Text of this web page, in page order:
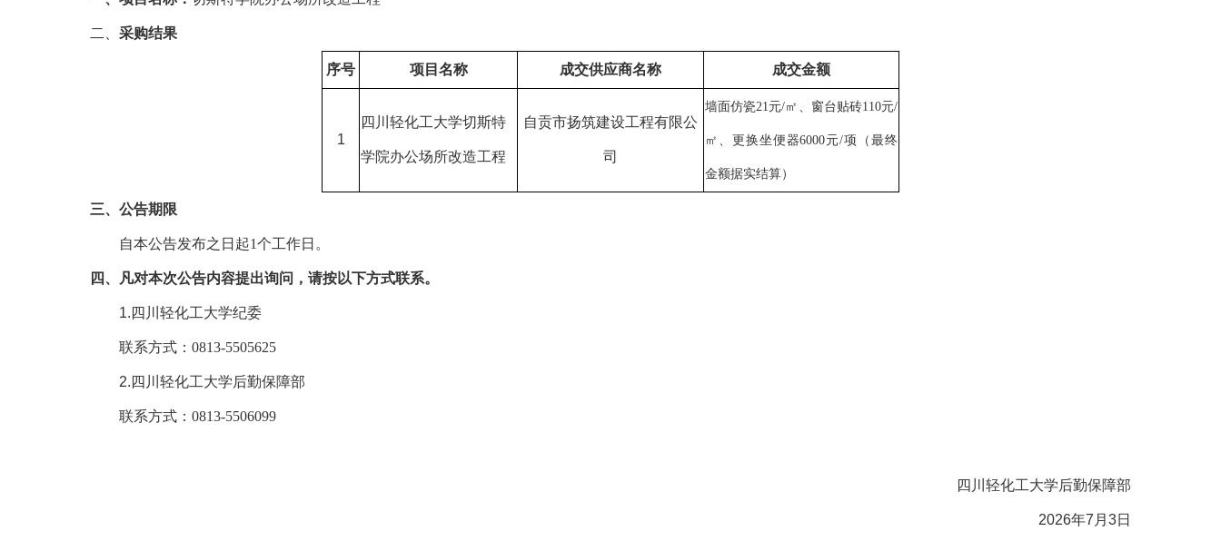
二、 采购结果
序号 项目名称 成交供应商名称 成交金额
1
四川轻化工大学切斯特
学院办公场所改造工程
自贡市扬筑建设工程有限公
司
墙面仿瓷21元/㎡、窗台贴砖110元/
㎡、更换坐便器6000元/项 （最终
金额据实结算）
三、公告期限
自本公告发布之日起1个工作日。
四、凡对本次公告内容提出询问，请按以下方式联系。
1.四川轻化工大学纪委
联系方式： 0813-5505625
2.四川轻化工大学后勤保障部
联系方式： 0813-5506099
四川轻化工大学后勤保障部
2026年7月3日